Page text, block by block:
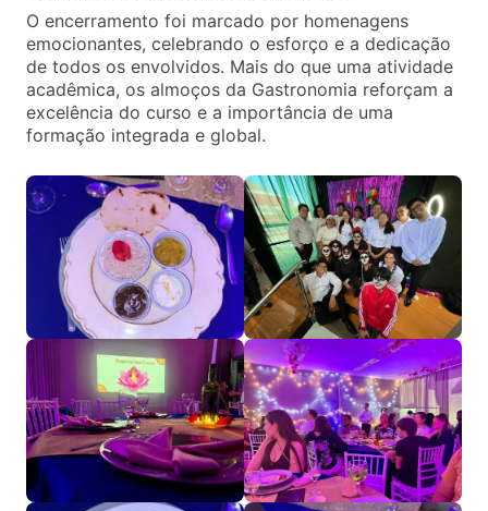
O encerramento foi marcado por homenagens
emocionantes, celebrando o esforço e a dedicação
de todos os envolvidos. Mais do que uma atividade
acadêmica, os almoços da Gastronomia reforçam a
excelência do curso e a importância de uma
formação integrada e global.